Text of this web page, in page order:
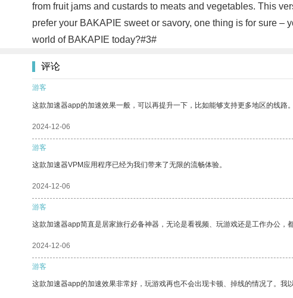
from fruit jams and custards to meats and vegetables. This
prefer your BAKAPIE sweet or savory, one thing is for sure
world of BAKAPIE today?#3#
评论
游客
这款加速器app的加速效果一般，可以再提升一下，比如能够支持更多地区的线路。
2024-12-06
游客
这款加速器VPM应用程序已经为我们带来了无限的流畅体验。
2024-12-06
游客
这款加速器app简直是居家旅行必备神器，无论是看视频、玩游戏还是工作办公
2024-12-06
游客
这款加速器app的加速效果非常好，玩游戏再也不会出现卡顿、掉线的情况了。我